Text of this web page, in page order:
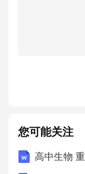
Fe-S)铁离子可
您可能关注